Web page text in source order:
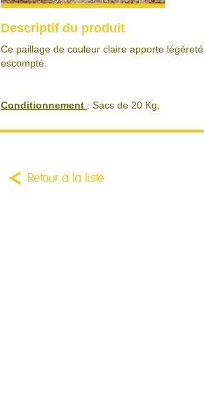
Descriptif du produit
Ce paillage de couleur claire apporte
escompté.
Conditionnement : Sacs de 20 Kg.
Retour à la liste